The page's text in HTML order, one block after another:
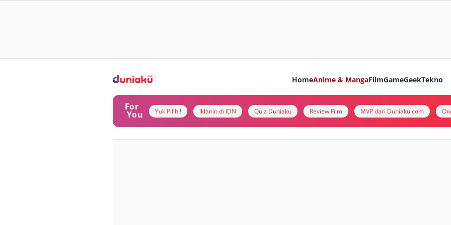
HomeAnime & MangaFilmGameGeekTekno
For
You Yuk Pilih ! Iklanin di IDN Quiz Duniaku Review Film MVP dari Duniaku.com